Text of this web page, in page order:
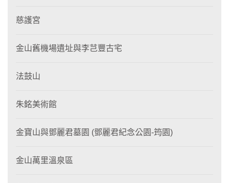
慈護宮
金山舊機場遺址與李芑豐古宅
法鼓山
朱銘美術館
金寶山與鄧麗君墓園 (鄧麗君紀念公園-筠園)
金山萬里溫泉區